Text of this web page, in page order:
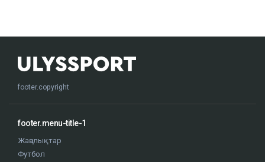
footer.copyright
footer.menu-title-1
Жаңалықтар
Футбол